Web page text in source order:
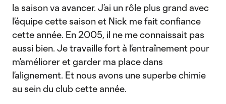
la saison va avancer. J’ai un rôle plus grand avec
l’équipe cette saison et Nick me fait confiance
cette année. En 2005, il ne me connaissait pas
aussi bien. Je travaille fort à l’entraînement pour
m’améliorer et garder ma place dans
l’alignement. Et nous avons une superbe chimie
au sein du club cette année.